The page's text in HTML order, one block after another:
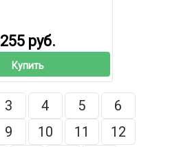
255 руб.
Купить
3 4 5
6
9 10 11
12